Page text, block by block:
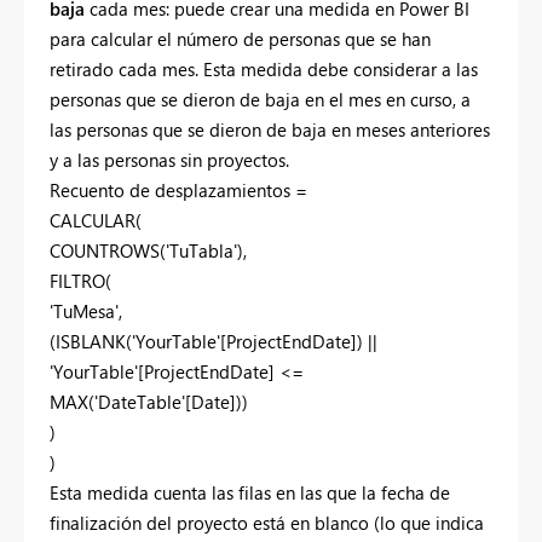
baja cada mes: puede crear una medida en Power BI
para calcular el número de personas que se han
retirado cada mes. Esta medida debe considerar a las
personas que se dieron de baja en el mes en curso, a
las personas que se dieron de baja en meses anteriores
y a las personas sin proyectos.
Recuento de desplazamientos =
CALCULAR(
COUNTROWS('TuTabla'),
FILTRO(
'TuMesa',
(ISBLANK('YourTable'[ProjectEndDate]) ||
'YourTable'[ProjectEndDate] <=
MAX('DateTable'[Date]))
)
)
Esta medida cuenta las filas en las que la fecha de
finalización del proyecto está en blanco (lo que indica